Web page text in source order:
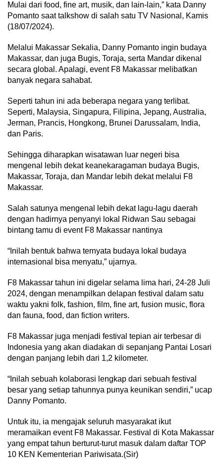
Mulai dari food, fine art, musik, dan lain-lain,” kata Danny
Pomanto saat talkshow di salah satu TV Nasional, Kamis
(18/07/2024).
Melalui Makassar Sekalia, Danny Pomanto ingin budaya
Makassar, dan juga Bugis, Toraja, serta Mandar dikenal
secara global. Apalagi, event F8 Makassar melibatkan
banyak negara sahabat.
Seperti tahun ini ada beberapa negara yang terlibat.
Seperti, Malaysia, Singapura, Filipina, Jepang, Australia,
Jerman, Prancis, Hongkong, Brunei Darussalam, India,
dan Paris.
Sehingga diharapkan wisatawan luar negeri bisa
mengenal lebih dekat keanekaragaman budaya Bugis,
Makassar, Toraja, dan Mandar lebih dekat melalui F8
Makassar.
Salah satunya mengenal lebih dekat lagu-lagu daerah
dengan hadirnya penyanyi lokal Ridwan Sau sebagai
bintang tamu di event F8 Makassar nantinya
“Inilah bentuk bahwa ternyata budaya lokal budaya
internasional bisa menyatu,” ujarnya.
F8 Makassar tahun ini digelar selama lima hari, 24-28 Juli
2024, dengan menampilkan delapan festival dalam satu
waktu yakni folk, fashion, film, fine art, fusion music, flora
dan fauna, food, dan fiction writers.
F8 Makassar juga menjadi festival tepian air terbesar di
Indonesia yang akan diadakan di sepanjang Pantai Losari
dengan panjang lebih dari 1,2 kilometer.
“Inilah sebuah kolaborasi lengkap dari sebuah festival
besar yang setiap tahunnya punya keunikan sendiri,” ucap
Danny Pomanto.
Untuk itu, ia mengajak seluruh masyarakat ikut
meramaikan event F8 Makassar. Festival di Kota Makassar
yang empat tahun berturut-turut masuk dalam daftar TOP
10 KEN Kementerian Pariwisata.(Sir)